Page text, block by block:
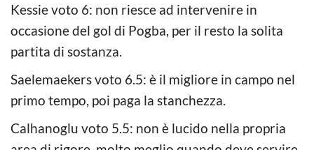
Kessie voto 6: non riesce ad intervenire in
occasione del gol di Pogba, per il resto la solita
partita di sostanza.
Saelemaekers voto 6.5: è il migliore in campo nel
primo tempo, poi paga la stanchezza.
Calhanoglu voto 5.5: non è lucido nella propria